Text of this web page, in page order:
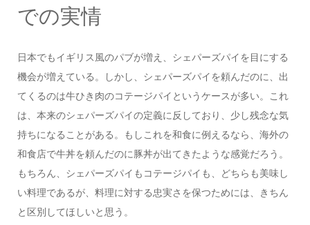
での実情
日本でもイギリス風のパブが増え、シェパーズパイを目にする
機会が増えている。しかし、シェパーズパイを頼んだのに、出
てくるのは牛ひき肉のコテージパイというケースが多い。これ
は、本来のシェパーズパイの定義に反しており、少し残念な気
持ちになることがある。もしこれを和食に例えるなら、海外の
和食店で牛丼を頼んだのに豚丼が出てきたような感覚だろう。
もちろん、シェパーズパイもコテージパイも、どちらも美味し
い料理であるが、料理に対する忠実さを保つためには、きちん
と区別してほしいと思う。